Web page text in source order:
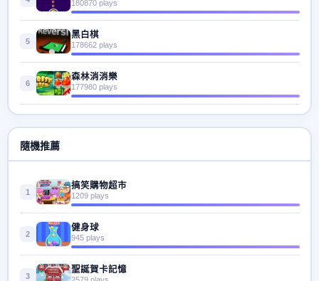
180870 plays
5
黑白棋
178662 plays
6
森林消消樂
177980 plays
隨機推薦
1
搞笑購物超市
1209 plays
2
健身球
945 plays
3
聖誕賀卡記憶